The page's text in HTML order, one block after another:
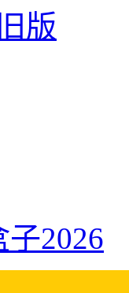
版
子2026